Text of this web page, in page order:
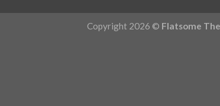
Copyright 2026 © Flatsome